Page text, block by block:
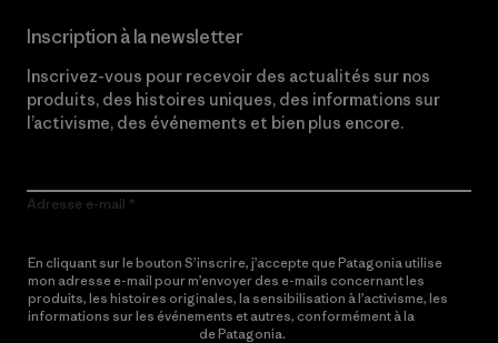
Inscription à la newsletter
Inscrivez-vous pour recevoir des actualités sur nos
produits, des histoires uniques, des informations sur
l’activisme, des événements et bien plus encore.
Adresse e-mail
En cliquant sur le bouton S’inscrire, j’accepte que Patagonia utilise
mon adresse e-mail pour m’envoyer des e-mails concernant les
produits, les histoires originales, la sensibilisation à l’activisme, les
informations sur les événements et autres, conformément à la
de Patagonia.